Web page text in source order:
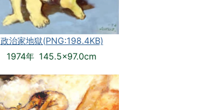
政治家地獄(PNG:198.4KB)
1974年 145.5×97.0cm